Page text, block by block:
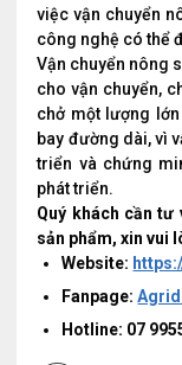
việc vận chuyển
công nghệ có thể
Vận chuyển nông
cho vận chuyển,
chở một lượng
bay đường dài, vì
triển và chứng
phát triển.
Quý khách cần
sản phẩm, xin vui
Website:
Fanpage:
Hotline: 07